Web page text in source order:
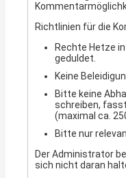
vermutlich
des FdGK-
eindeutig:
„Die
Haus!“
und sehr schön:
„Einer muss ja
(Einnerung an
„bewährter“
postautonome
Wir sind
natürlich auf
Kommunalwahlen.
Richtlinien für die
Rechte Hetze
geduldet.
Keine
Bitte keine
schreiben,
(maximal ca.
Bitte nur
Der Administrator
sich nicht daran